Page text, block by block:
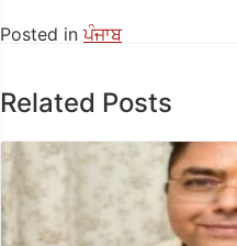
Posted inਪੰਜਾਬ
Related Posts